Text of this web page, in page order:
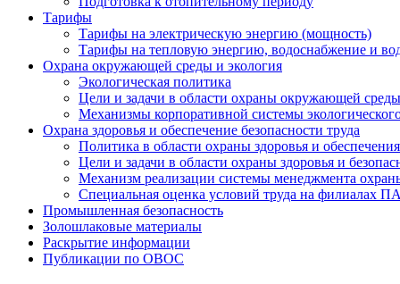
Тарифы
Тарифы на электрическую энергию (мощность)
Тарифы на тепловую энергию, водоснабжение и
Охрана окружающей среды и экология
Экологическая политика
Цели и задачи в области охраны окружающей среды
Механизмы корпоративной системы
Охрана здоровья и обеспечение безопасности труда
Политика в области охраны здоровья и
Цели и задачи в области охраны здоровья и
Механизм реализации системы менеджмента
Специальная оценка условий труда на филиалах
Промышленная безопасность
Золошлаковые материалы
Раскрытие информации
Публикации по OBOC